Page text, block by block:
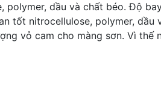
polymer, dầu và chất béo. Độ
tốt nitrocellulose, polymer, dầu
vỏ cam cho màng sơn. Vì thế